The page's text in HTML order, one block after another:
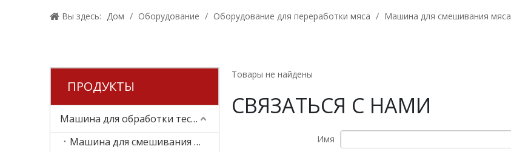
Вы здесь: Дом / Оборудование / Оборудование для переработки мяса / Машина для смешивания мяса
ПРОДУКТЫ
Машина для обработки теста для пищевых продуктов
Машина для смешивания теста
Товары не найдены
СВЯЗАТЬСЯ С НАМИ
Имя